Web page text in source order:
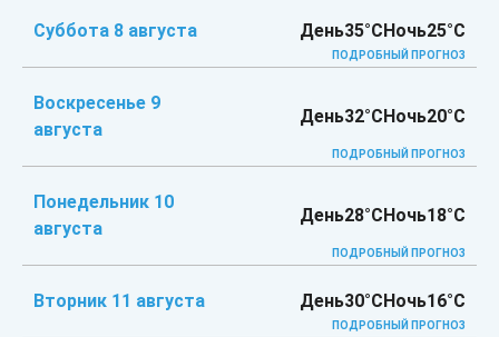
Суббота 8 августа День35°CНочь25°C
ПОДРОБНЫЙ ПРОГНОЗ
Воскресенье 9
августа
День32°CНочь20°C
ПОДРОБНЫЙ ПРОГНОЗ
Понедельник 10
августа
День28°CНочь18°C
ПОДРОБНЫЙ ПРОГНОЗ
Вторник 11 августа День30°CНочь16°C
ПОДРОБНЫЙ ПРОГНОЗ